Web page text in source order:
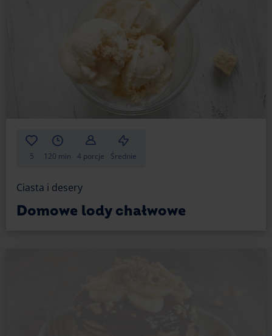
5 120 min 4 porcje Średnie
Ciasta i desery
Domowe lody chałwowe